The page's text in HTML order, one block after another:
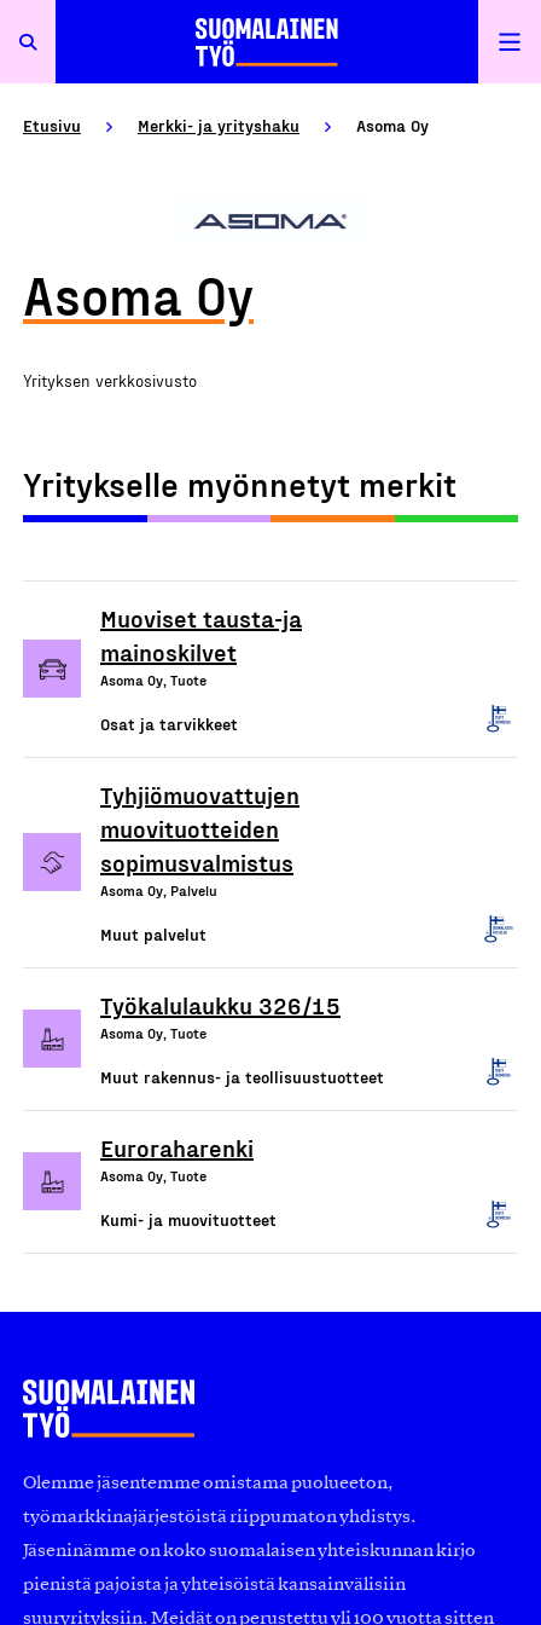
Etusivu Merkki- ja yrityshaku Asoma Oy
Asoma Oy
Yrityksen verkkosivusto
Yritykselle myönnetyt merkit
Muoviset tausta-ja
mainoskilvet
Asoma Oy, Tuote
Osat ja tarvikkeet
Tyhjiömuovattujen
muovituotteiden
sopimusvalmistus
Asoma Oy, Palvelu
Muut palvelut
Työkalulaukku 326/15
Asoma Oy, Tuote
Muut rakennus- ja teollisuustuotteet
Euroraharenki
Asoma Oy, Tuote
Kumi- ja muovituotteet
Olemme jäsentemme omistama puolueeton,
työmarkkinajärjestöistä riippumaton yhdistys.
Jäseninämme on koko suomalaisen yhteiskunnan kirjo
pienistä pajoista ja yhteisöistä kansainvälisiin
suuryrityksiin. Meidät on perustettu yli 100 vuotta sitten